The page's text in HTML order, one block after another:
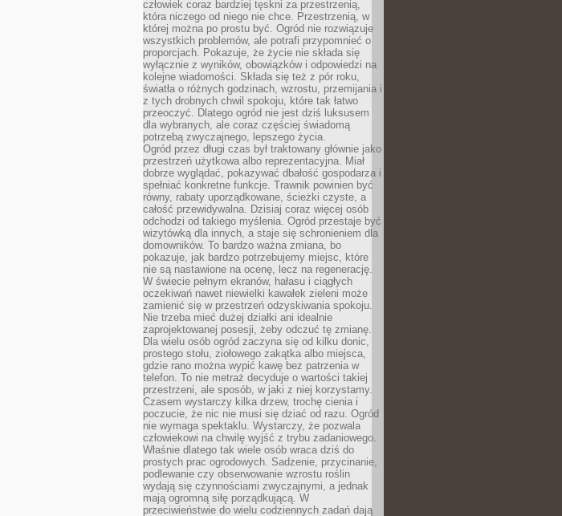
człowiek coraz bardziej tęskni za przestrzenią,
która niczego od niego nie chce. Przestrzenią, w
której można po prostu być. Ogród nie rozwiązuje
wszystkich problemów, ale potrafi przypomnieć o
proporcjach. Pokazuje, że życie nie składa się
wyłącznie z wyników, obowiązków i odpowiedzi na
kolejne wiadomości. Składa się też z pór roku,
światła o różnych godzinach, wzrostu, przemijania i
z tych drobnych chwil spokoju, które tak łatwo
przeoczyć. Dlatego ogród nie jest dziś luksusem
dla wybranych, ale coraz częściej świadomą
potrzebą zwyczajnego, lepszego życia.
Ogród przez długi czas był traktowany głównie jako
przestrzeń użytkowa albo reprezentacyjna. Miał
dobrze wyglądać, pokazywać dbałość gospodarza i
spełniać konkretne funkcje. Trawnik powinien być
równy, rabaty uporządkowane, ścieżki czyste, a
całość przewidywalna. Dzisiaj coraz więcej osób
odchodzi od takiego myślenia. Ogród przestaje być
wizytówką dla innych, a staje się schronieniem dla
domowników. To bardzo ważna zmiana, bo
pokazuje, jak bardzo potrzebujemy miejsc, które
nie są nastawione na ocenę, lecz na regenerację.
W świecie pełnym ekranów, hałasu i ciągłych
oczekiwań nawet niewielki kawałek zieleni może
zamienić się w przestrzeń odzyskiwania spokoju.
Nie trzeba mieć dużej działki ani idealnie
zaprojektowanej posesji, żeby odczuć tę zmianę.
Dla wielu osób ogród zaczyna się od kilku donic,
prostego stołu, ziołowego zakątka albo miejsca,
gdzie rano można wypić kawę bez patrzenia w
telefon. To nie metraż decyduje o wartości takiej
przestrzeni, ale sposób, w jaki z niej korzystamy.
Czasem wystarczy kilka drzew, trochę cienia i
poczucie, że nic nie musi się dziać od razu. Ogród
nie wymaga spektaklu. Wystarczy, że pozwala
człowiekowi na chwilę wyjść z trybu zadaniowego.
Właśnie dlatego tak wiele osób wraca dziś do
prostych prac ogrodowych. Sadzenie, przycinanie,
podlewanie czy obserwowanie wzrostu roślin
wydają się czynnościami zwyczajnymi, a jednak
mają ogromną siłę porządkującą. W
przeciwieństwie do wielu codziennych zadań dają